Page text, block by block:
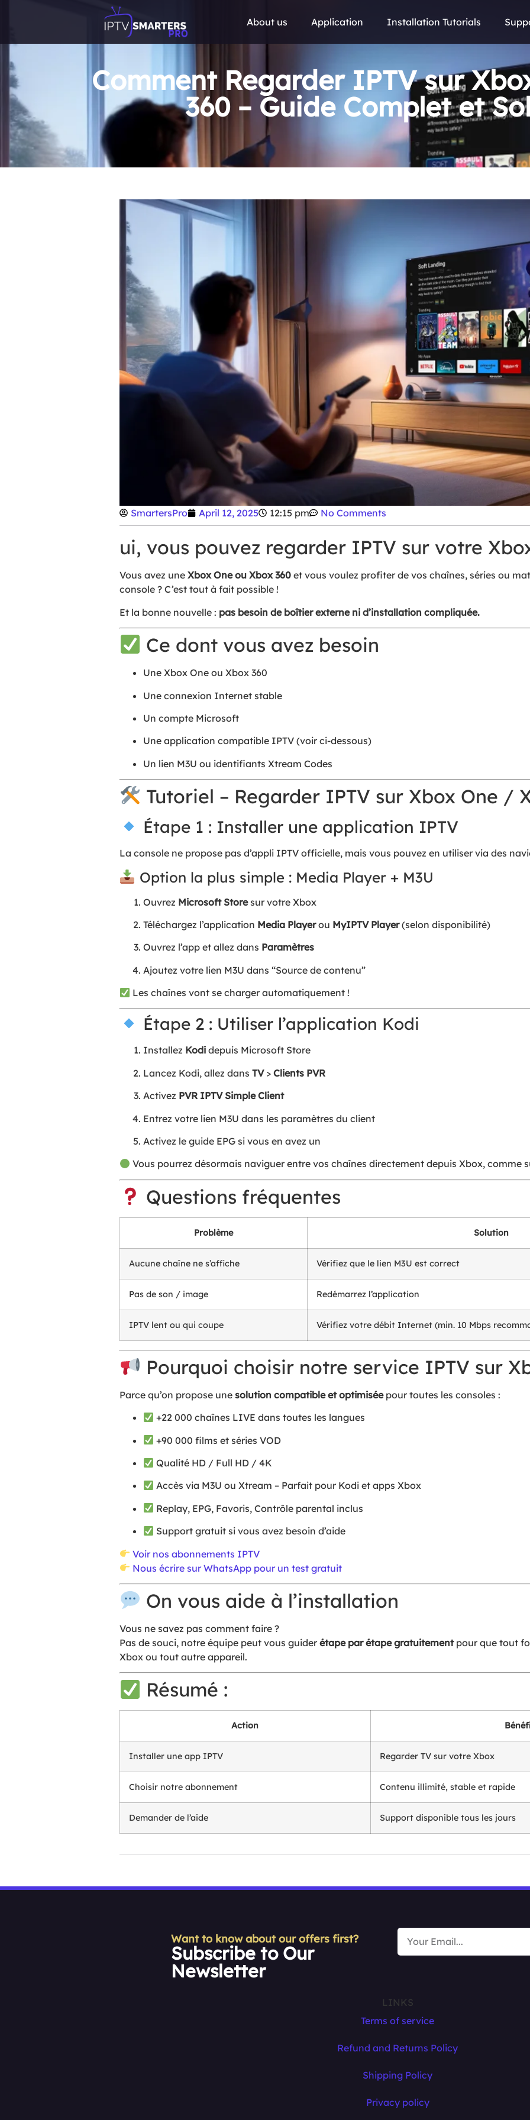
About us Application Installation Tutorials
Comment Regarder IPTV sur
360 – Guide Complet et
SmartersPro April 12, 2025 12:15 pm No Comments
ui, vous pouvez regarder IPTV sur votre
Vous avez une Xbox One ou Xbox 360et vous voulez profiter de vos chaînes, séries ou
console ? C’est tout à fait possible !
Et la bonne nouvelle : pas besoin de boîtier externe ni d’installation compliquée.
Ce dont vous avez besoin
Une Xbox One ou Xbox 360
Une connexion Internet stable
Un compte Microsoft
Une application compatible IPTV (voir ci-dessous)
Un lien M3U ou identifiants Xtream Codes
Tutoriel – Regarder IPTV sur Xbox One /
Étape 1 : Installer une application IPTV
La console ne propose pas d’appli IPTV officielle, mais vous pouvez en utiliser via des
Option la plus simple : Media Player + M3U
Ouvrez Microsoft Storesur votre Xbox
Téléchargez l’application Media Playerou MyIPTV Player(selon disponibilité)
Ouvrez l’app et allez dans Paramètres
Ajoutez votre lien M3U dans “Source de contenu”
Les chaînes vont se charger automatiquement !
Étape 2 : Utiliser l’application Kodi
Installez Kodidepuis Microsoft Store
Lancez Kodi, allez dans TV> Clients PVR
Activez PVR IPTV Simple Client
Entrez votre lien M3U dans les paramètres du client
Activez le guide EPG si vous en avez un
Vous pourrez désormais naviguer entre vos chaînes directement depuis Xbox, comme
Questions fréquentes
Problème Solution
Aucune chaîne ne s’affiche Vérifiez que le lien M3U est correct
Pas de son / image Redémarrez l’application
IPTV lent ou qui coupe Vérifiez votre débit Internet (min. 10 Mbps
Pourquoi choisir notre service IPTV sur
Parce qu’on propose une solution compatible et optimiséepour toutes les consoles :
+22 000 chaînes LIVE dans toutes les langues
+90 000 films et séries VOD
Qualité HD / Full HD / 4K
Accès via M3U ou Xtream – Parfait pour Kodi et apps Xbox
Replay, EPG, Favoris, Contrôle parental inclus
Support gratuit si vous avez besoin d’aide
Voir nos abonnements IPTV
Nous écrire sur WhatsApp pour un test gratuit
On vous aide à l’installation
Vous ne savez pas comment faire ?
Pas de souci, notre équipe peut vous guider étape par étape gratuitementpour que tout
Xbox ou tout autre appareil.
Résumé :
Action
Installer une app IPTV Regarder TV sur votre Xbox
Choisir notre abonnement Contenu illimité, stable et rapide
Demander de l’aide Support disponible tous les jours
Want to know about our offers first?
Subscribe to Our
Newsletter
LINKS
Terms of service
Refund and Returns Policy
Shipping Policy
Privacy policy